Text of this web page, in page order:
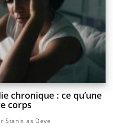
chronique : ce qu’une
corps
Stanislas Deve